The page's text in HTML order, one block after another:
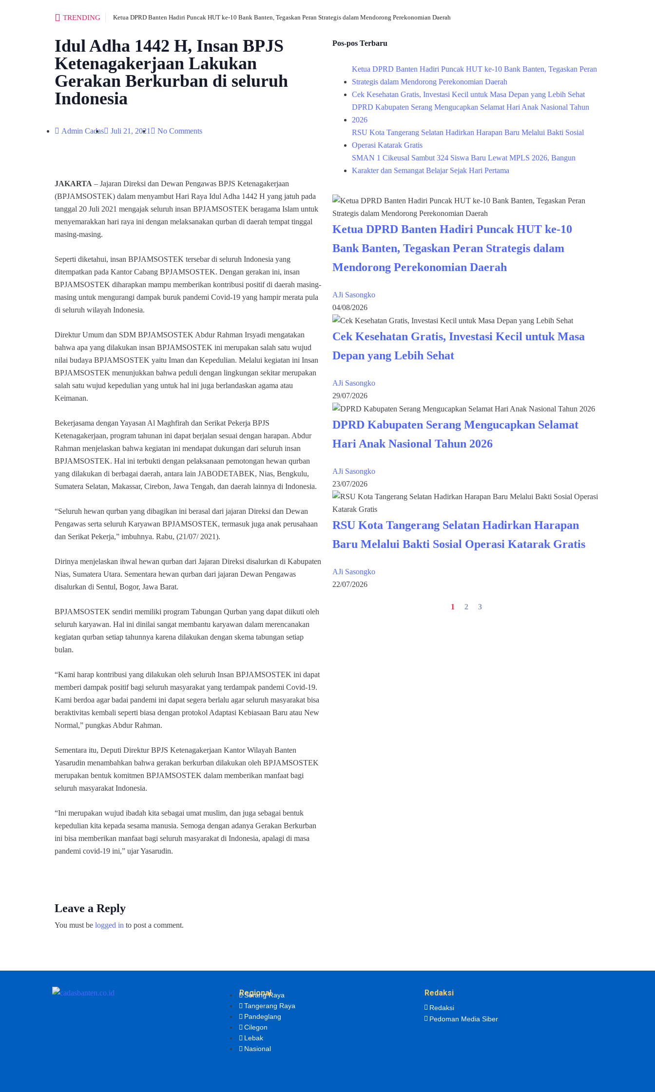
TRENDING Ketua DPRD Banten Hadiri Puncak HUT ke-10 Bank Banten, Tegaskan Peran Strategis dalam Mendorong Perekonomian Daerah
Idul Adha 1442 H, Insan BPJS
Ketenagakerjaan Lakukan
Gerakan Berkurban di seluruh
Indonesia
Admin Cadas Juli 21, 2021 No Comments
JAKARTA – Jajaran Direksi dan Dewan Pengawas BPJS Ketenagakerjaan
(BPJAMSOSTEK) dalam menyambut Hari Raya Idul Adha 1442 H yang jatuh pada
tanggal 20 Juli 2021 mengajak seluruh insan BPJAMSOSTEK beragama Islam untuk
menyemarakkan hari raya ini dengan melaksanakan qurban di daerah tempat tinggal
masing-masing.
Seperti diketahui, insan BPJAMSOSTEK tersebar di seluruh Indonesia yang
ditempatkan pada Kantor Cabang BPJAMSOSTEK. Dengan gerakan ini, insan
BPJAMSOSTEK diharapkan mampu memberikan kontribusi positif di daerah masing-
masing untuk mengurangi dampak buruk pandemi Covid-19 yang hampir merata pula
di seluruh wilayah Indonesia.
Direktur Umum dan SDM BPJAMSOSTEK Abdur Rahman Irsyadi mengatakan
bahwa apa yang dilakukan insan BPJAMSOSTEK ini merupakan salah satu wujud
nilai budaya BPJAMSOSTEK yaitu Iman dan Kepedulian. Melalui kegiatan ini Insan
BPJAMSOSTEK menunjukkan bahwa peduli dengan lingkungan sekitar merupakan
salah satu wujud kepedulian yang untuk hal ini juga berlandaskan agama atau
Keimanan.
Bekerjasama dengan Yayasan Al Maghfirah dan Serikat Pekerja BPJS
Ketenagakerjaan, program tahunan ini dapat berjalan sesuai dengan harapan. Abdur
Rahman menjelaskan bahwa kegiatan ini mendapat dukungan dari seluruh insan
BPJAMSOSTEK. Hal ini terbukti dengan pelaksanaan pemotongan hewan qurban
yang dilakukan di berbagai daerah, antara lain JABODETABEK, Nias, Bengkulu,
Sumatera Selatan, Makassar, Cirebon, Jawa Tengah, dan daerah lainnya di Indonesia.
“Seluruh hewan qurban yang dibagikan ini berasal dari jajaran Direksi dan Dewan
Pengawas serta seluruh Karyawan BPJAMSOSTEK, termasuk juga anak perusahaan
dan Serikat Pekerja,” imbuhnya. Rabu, (21/07/ 2021).
Dirinya menjelaskan ihwal hewan qurban dari Jajaran Direksi disalurkan di Kabupaten
Nias, Sumatera Utara. Sementara hewan qurban dari jajaran Dewan Pengawas
disalurkan di Sentul, Bogor, Jawa Barat.
BPJAMSOSTEK sendiri memiliki program Tabungan Qurban yang dapat diikuti oleh
seluruh karyawan. Hal ini dinilai sangat membantu karyawan dalam merencanakan
kegiatan qurban setiap tahunnya karena dilakukan dengan skema tabungan setiap
bulan.
“Kami harap kontribusi yang dilakukan oleh seluruh Insan BPJAMSOSTEK ini dapat
memberi dampak positif bagi seluruh masyarakat yang terdampak pandemi Covid-19.
Kami berdoa agar badai pandemi ini dapat segera berlalu agar seluruh masyarakat bisa
beraktivitas kembali seperti biasa dengan protokol Adaptasi Kebiasaan Baru atau New
Normal,” pungkas Abdur Rahman.
Sementara itu, Deputi Direktur BPJS Ketenagakerjaan Kantor Wilayah Banten
Yasarudin menambahkan bahwa gerakan berkurban dilakukan oleh BPJAMSOSTEK
merupakan bentuk komitmen BPJAMSOSTEK dalam memberikan manfaat bagi
seluruh masyarakat Indonesia.
“Ini merupakan wujud ibadah kita sebagai umat muslim, dan juga sebagai bentuk
kepedulian kita kepada sesama manusia. Semoga dengan adanya Gerakan Berkurban
ini bisa memberikan manfaat bagi seluruh masyarakat di Indonesia, apalagi di masa
pandemi covid-19 ini,” ujar Yasarudin.
Leave a Reply
You must be logged in to post a comment.
Pos-pos Terbaru
Ketua DPRD Banten Hadiri Puncak HUT ke-10 Bank Banten, Tegaskan Peran
Strategis dalam Mendorong Perekonomian Daerah
Cek Kesehatan Gratis, Investasi Kecil untuk Masa Depan yang Lebih Sehat
DPRD Kabupaten Serang Mengucapkan Selamat Hari Anak Nasional Tahun
2026
RSU Kota Tangerang Selatan Hadirkan Harapan Baru Melalui Bakti Sosial
Operasi Katarak Gratis
SMAN 1 Cikeusal Sambut 324 Siswa Baru Lewat MPLS 2026, Bangun
Karakter dan Semangat Belajar Sejak Hari Pertama
Ketua DPRD Banten Hadiri Puncak HUT ke-10
Bank Banten, Tegaskan Peran Strategis dalam
Mendorong Perekonomian Daerah
AJi Sasongko
04/08/2026
Cek Kesehatan Gratis, Investasi Kecil untuk Masa
Depan yang Lebih Sehat
AJi Sasongko
29/07/2026
DPRD Kabupaten Serang Mengucapkan Selamat
Hari Anak Nasional Tahun 2026
AJi Sasongko
23/07/2026
RSU Kota Tangerang Selatan Hadirkan Harapan
Baru Melalui Bakti Sosial Operasi Katarak Gratis
AJi Sasongko
22/07/2026
1 2 3
Regional
Serang Raya
Tangerang Raya
Pandeglang
Cilegon
Lebak
Nasional
Redaksi
Redaksi
Pedoman Media Siber